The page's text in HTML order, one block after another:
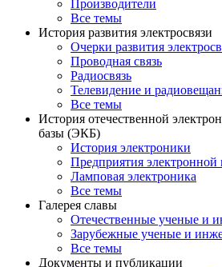
Производители
Все темы
История развития электросвязи
Очерки развития
Проводная связь
Радиосвязь
Телевидение и
Все темы
История отечественной
базы (ЭКБ)
История электроники
Предприятия
Ламповая электроника
Все темы
Галерея славы
Отечественные ученые и
Зарубежные ученые и
Все темы
Документы и публикации